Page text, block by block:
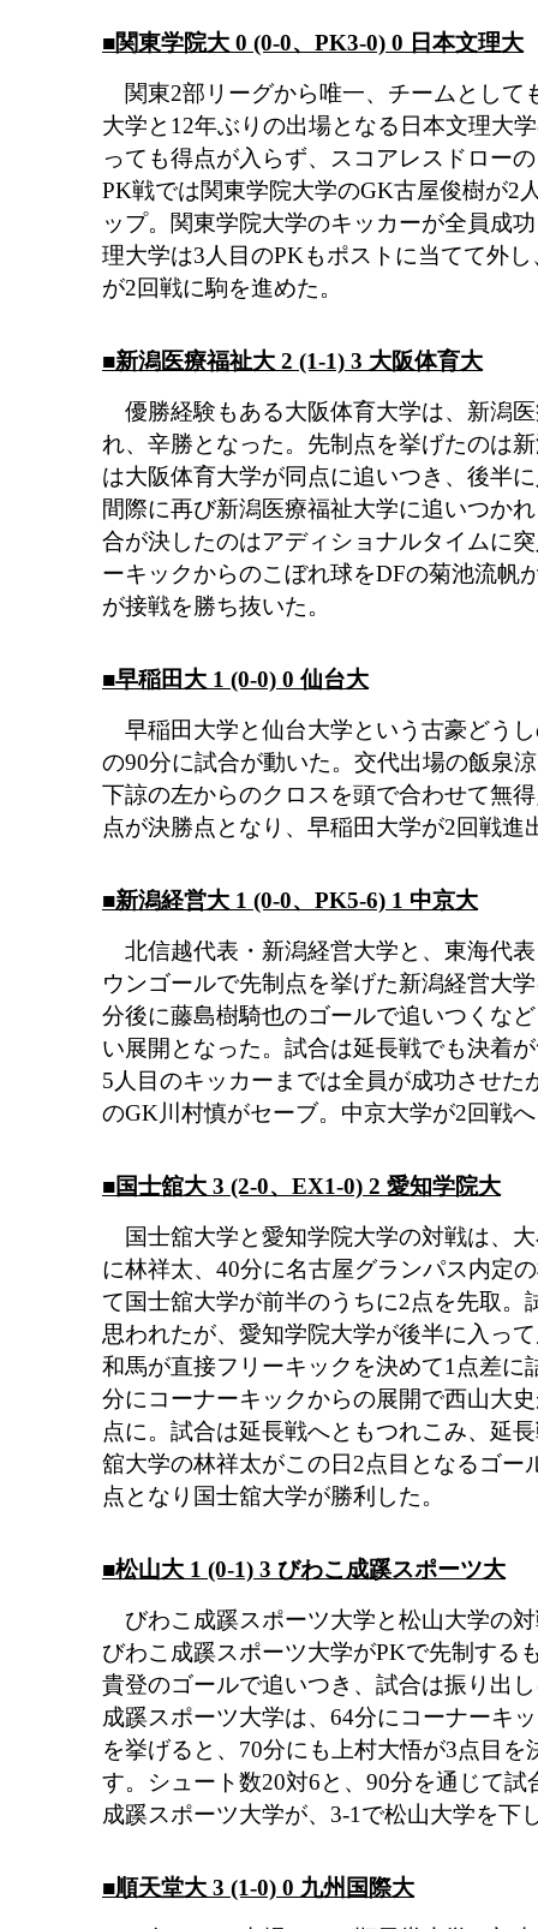
■関東学院大 0 (0-0、PK3-0) 0 日本文理大
関東2部リーグから唯一、チームとして
大学と12年ぶりの出場となる日本文理大
っても得点が入らず、スコアレスドロー
PK戦では関東学院大学のGK古屋俊樹が2
ップ。関東学院大学のキッカーが全員成
理大学は3人目のPKもポストに当てて外
が2回戦に駒を進めた。
■新潟医療福祉大 2 (1-1) 3 大阪体育大
優勝経験もある大阪体育大学は、新潟
れ、辛勝となった。先制点を挙げたのは
は大阪体育大学が同点に追いつき、後半
間際に再び新潟医療福祉大学に追いつか
合が決したのはアディショナルタイムに
ーキックからのこぼれ球をDFの菊池流帆
が接戦を勝ち抜いた。
■早稲田大 1 (0-0) 0 仙台大
早稲田大学と仙台大学という古豪どう
の90分に試合が動いた。交代出場の飯泉
下諒の左からのクロスを頭で合わせて無
点が決勝点となり、早稲田大学が2回戦進
■新潟経営大 1 (0-0、PK5-6) 1 中京大
北信越代表・新潟経営大学と、東海代
ウンゴールで先制点を挙げた新潟経営大
分後に藤島樹騎也のゴールで追いつくな
い展開となった。試合は延長戦でも決着
5人目のキッカーまでは全員が成功させた
のGK川村慎がセーブ。中京大学が2回戦
■国士舘大 3 (2-0、EX1-0) 2 愛知学院大
国士舘大学と愛知学院大学の対戦は、
に林祥太、40分に名古屋グランパス内定
て国士舘大学が前半のうちに2点を先取。
思われたが、愛知学院大学が後半に入っ
和馬が直接フリーキックを決めて1点差に
分にコーナーキックからの展開で西山大
点に。試合は延長戦へともつれこみ、延
舘大学の林祥太がこの日2点目となるゴー
点となり国士舘大学が勝利した。
■松山大 1 (0-1) 3 びわこ成蹊スポーツ大
びわこ成蹊スポーツ大学と松山大学の
びわこ成蹊スポーツ大学がPKで先制する
貴登のゴールで追いつき、試合は振り出
成蹊スポーツ大学は、64分にコーナーキ
を挙げると、70分にも上村大悟が3点目を
す。シュート数20対6と、90分を通じて
成蹊スポーツ大学が、3-1で松山大学を下
■順天堂大 3 (1-0) 0 九州国際大